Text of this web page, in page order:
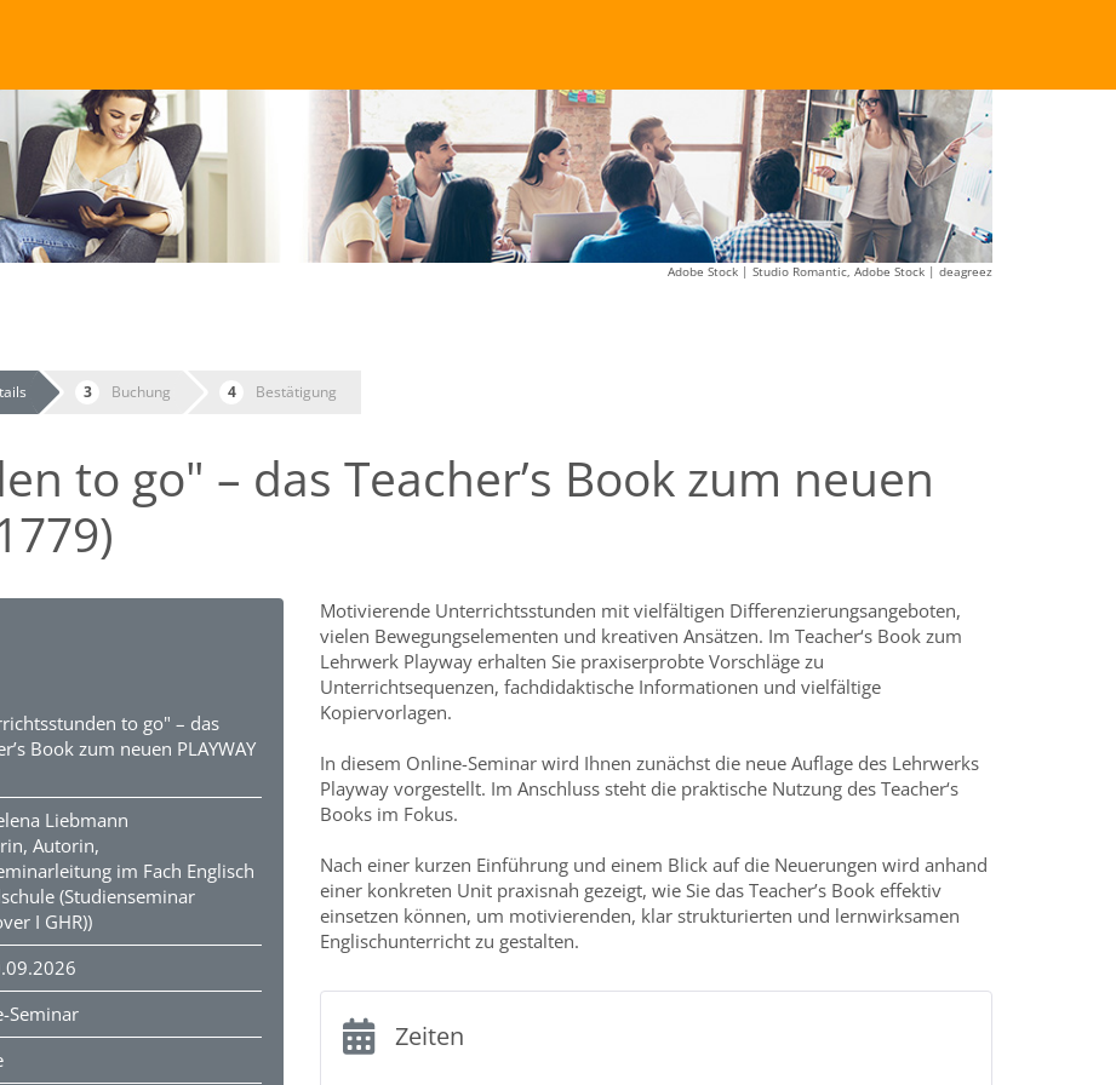
Adobe Stock | Studio Romantic, Adobe Stock | deagreez
Buchung Bestätigung
to go" – das Teacher’s Book zum neuen
to go" – das
Book zum neuen PLAYWAY
Liebmann
Autorin,
im Fach Englisch
(Studienseminar
I GHR))
Seminar
Motivierende Unterrichtsstunden mit vielfältigen Differenzierungsangeboten,
vielen Bewegungselementen und kreativen Ansätzen. Im Teacher‘s Book zum
Lehrwerk Playway erhalten Sie praxiserprobte Vorschläge zu
Unterrichtsequenzen, fachdidaktische Informationen und vielfältige
Kopiervorlagen.
In diesem Online-Seminar wird Ihnen zunächst die neue Auflage des Lehrwerks
Playway vorgestellt. Im Anschluss steht die praktische Nutzung des Teacher‘s
Books im Fokus.
Nach einer kurzen Einführung und einem Blick auf die Neuerungen wird anhand
einer konkreten Unit praxisnah gezeigt, wie Sie das Teacher’s Book effektiv
einsetzen können, um motivierenden, klar strukturierten und lernwirksamen
Englischunterricht zu gestalten.
Zeiten